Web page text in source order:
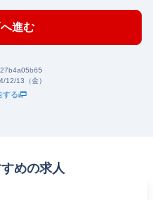
進む
12/13（金）
する
めの求人